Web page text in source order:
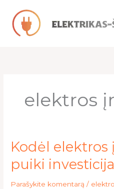
turinio
elektros
Kodėl elektros
puiki investicija
Parašykite komentarą /
Kodėl
elektros
įrankiai
yra
puiki